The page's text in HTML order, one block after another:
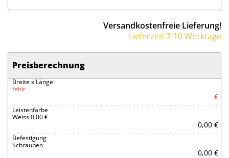
Versandkostenfreie Lieferung!
Lieferzeit 7-10 Werktage
Preisberechnung
Breite x Länge:
fehlt
€
Leistenfarbe
Weiss 0,00 €
0,00 €
Befestigung
Schrauben
0,00 €